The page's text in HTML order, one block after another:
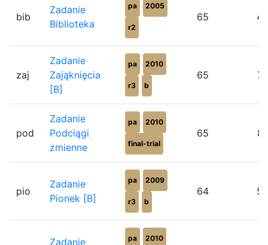
bib
Zadanie
Biblioteka
pa 2005
r2
65
zaj
Zadanie
Zająknięcia
[B]
pa 2010
r3 b
65
pod
Zadanie
Podciągi
zmienne
pa 2010
final-trial
65
pio
Zadanie
Pionek [B]
pa 2009
r3 b
64
Zadanie
pa 2010